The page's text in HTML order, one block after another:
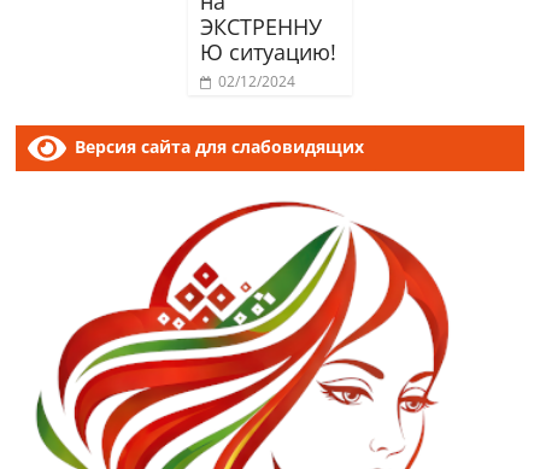
ЭКСТРЕННУ
Ю ситуацию!
02/12/2024
Версия сайта для слабовидящих